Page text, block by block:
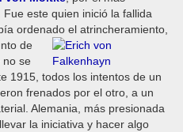
este quien inició la fallida
ordenado el atrincheramiento,
de
no se
1915, todos los intentos de un
frenados por el otro, a un
Alemania, más presionada
la iniciativa y hacer algo